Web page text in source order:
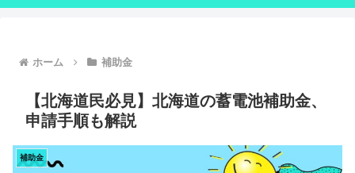
ホーム 補助金
【北海道民必見】北海道の蓄電池補助金、
申請手順も解説
補助金